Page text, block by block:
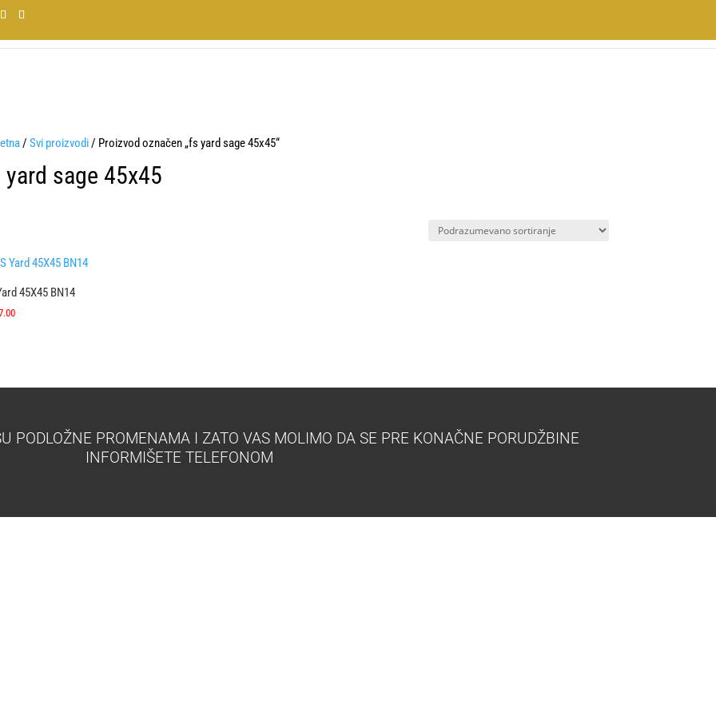
/ Svi proizvodi/ Proizvod označen „fs yard sage 45x45“
sage 45x45
45X45 BN14
PODLOŽNE PROMENAMA I ZATO VAS MOLIMO DA SE PRE KONAČNE PORUDŽBINE
INFORMIŠETE TELEFONOM